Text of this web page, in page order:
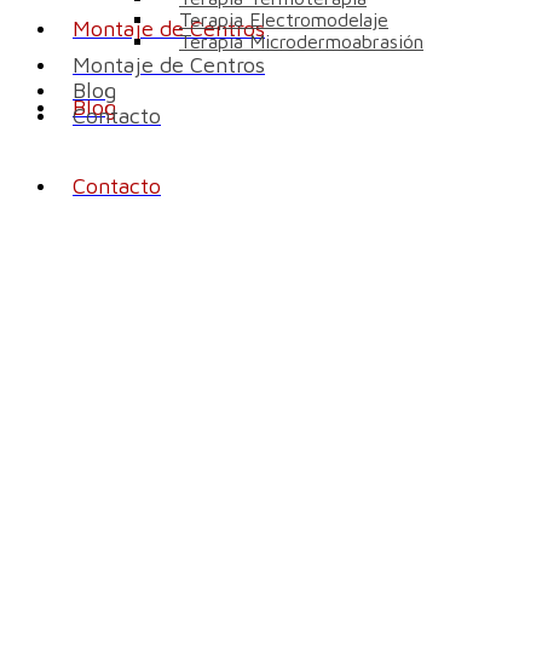
Montaje de Centros
Blog
Contacto
Terapia Electromodelaje
Terapia Microdermoabrasión
Montaje de Centros
Blog
Contacto